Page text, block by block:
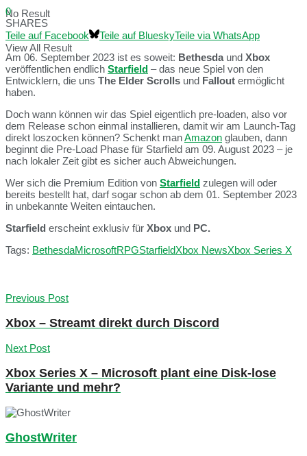
No Result
View All Result
0
SHARES
Teile auf Facebook
Teile auf BlueskyTeile via WhatsApp
Am 06. September 2023 ist es soweit: Bethesdaund Xbox
veröffentlichen endlich Starfield – das neue Spiel von den
Entwicklern, die uns The Elder Scrolls und Fallout ermöglicht
haben.
Doch wann können wir das Spiel eigentlich pre-loaden, also vor
dem Release schon einmal installieren, damit wir am Launch-Tag
direkt loszocken können? Schenkt manAmazon glauben, dann
beginnt die Pre-Load Phase für Starfield am 09. August 2023 – je
nach lokaler Zeit gibt es sicher auch Abweichungen.
Wer sich die Premium Edition von Starfield zulegen will oder
bereits bestellt hat, darf sogar schon ab dem 01. September 2023
in unbekannte Weiten eintauchen.
Starfield erscheint exklusiv für Xbox und PC.
Tags: BethesdaMicrosoftRPGStarfieldXbox NewsXbox Series X
Previous Post
Xbox – Streamt direkt durch Discord
Next Post
Xbox Series X – Microsoft plant eine Disk-lose
Variante und mehr?
GhostWriter